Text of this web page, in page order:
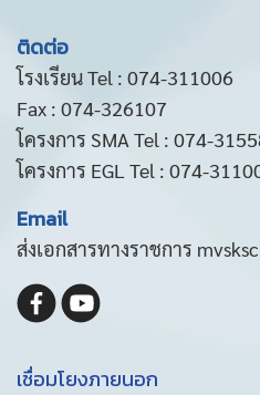
ติดต่อ
โรงเรียน Tel : 074-311006
Fax : 074-326107
โครงการ SMA Tel : 074-
โครงการ EGL Tel : 074-
Email
ส่งเอกสารทางราชการ
เชื่อมโยงภายนอก